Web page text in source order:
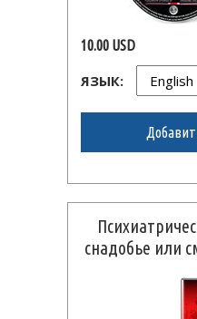
10.00 USD
ЯЗЫК:
снадобье или